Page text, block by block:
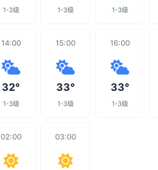
1-3级 1-3级 1-3级
14:00
32°
1-3级
15:00
33°
1-3级
16:00
33°
1-3级
02:00 03:00